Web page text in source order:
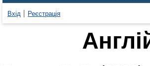
Вхід Реєстрація